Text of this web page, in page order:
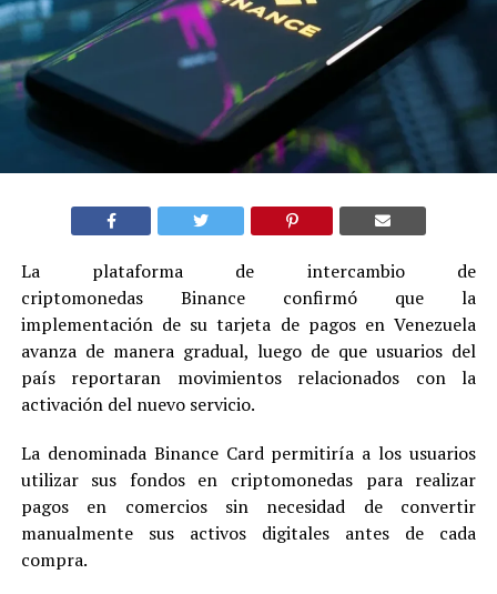
La plataforma de intercambio de
criptomonedas Binance confirmó que la
implementación de su tarjeta de pagos en Venezuela
avanza de manera gradual, luego de que usuarios del
país reportaran movimientos relacionados con la
activación del nuevo servicio.
La denominada Binance Card permitiría a los usuarios
utilizar sus fondos en criptomonedas para realizar
pagos en comercios sin necesidad de convertir
manualmente sus activos digitales antes de cada
compra.